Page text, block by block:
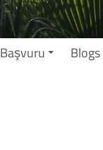
Başvuru Blogs